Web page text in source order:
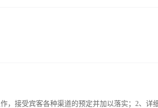
，接受宾客各种渠道的预定并加以落实；2、详